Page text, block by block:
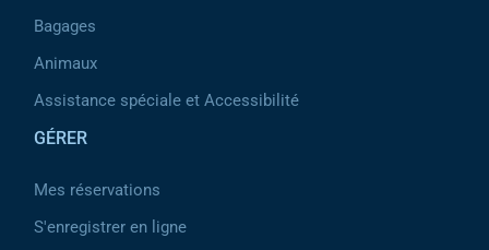
Bagages
Animaux
Assistance spéciale et Accessibilité
GÉRER
Mes réservations
S'enregistrer en ligne